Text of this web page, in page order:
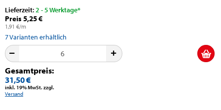
Lieferzeit: 2 - 5 Werktage*
Preis 5,25 €
1,91 €/m
7Varianten erhältlich
Gesamtpreis:
31,50 €
inkl. 19% MwSt. zzgl.
Versand